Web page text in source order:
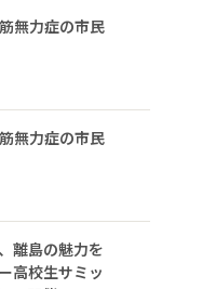
無力症の市民
無力症の市民
離島の魅力を
高校生サミッ